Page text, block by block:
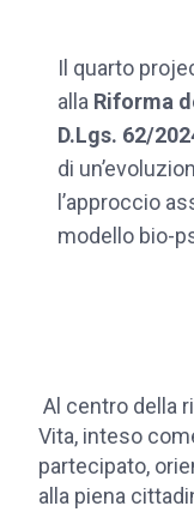
Il quarto
alla Riforma
D.Lgs. 62/
di
l’approccio
modello bio-
Al centro della
Vita, inteso
partecipato,
alla piena